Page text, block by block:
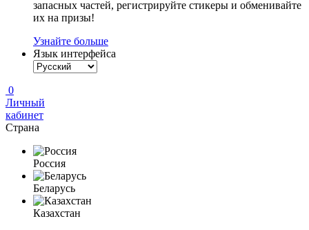
запасных частей, регистрируйте стикеры и обменивайте
их на призы!
Узнайте больше
Язык интерфейса
0
Личный
кабинет
Страна
Россия
Беларусь
Казахстан